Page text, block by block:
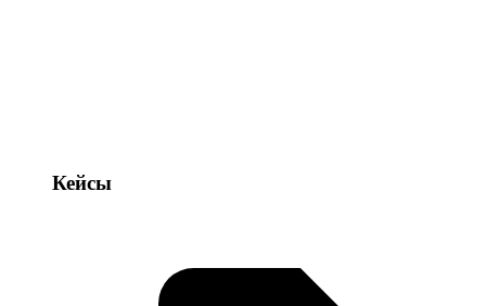
Кейсы
Кейсы